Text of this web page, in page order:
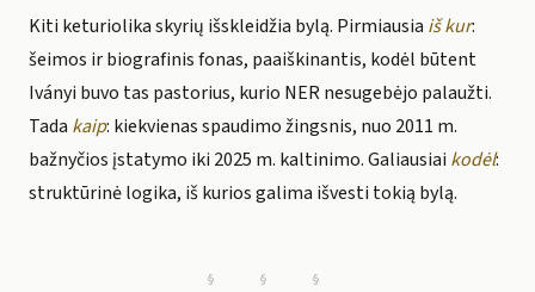
Kiti keturiolika skyrių išskleidžia bylą. Pirmiausia iš kur:
šeimos ir biografinis fonas, paaiškinantis, kodėl būtent
Iványi buvo tas pastorius, kurio NER nesugebėjo palaužti.
Tada kaip: kiekvienas spaudimo žingsnis, nuo 2011 m.
bažnyčios įstatymo iki 2025 m. kaltinimo. Galiausiai kodėl:
struktūrinė logika, iš kurios galima išvesti tokią bylą.
§ § §